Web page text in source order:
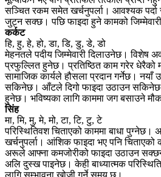
सञ्चित रकम समेत खर्चनुपर्ला। आवश्यक पर्दा
जुट्न सक्छ। पछि फाइदा हुने कामको
कर्कट
हि, हु, हे, हो, डा, डि, डु, डे, डो
मेहनतले पदीय जिम्मेवारी दिलाउनेछ। विशेष
प्रफुल्लित हुनेछ। प्रतिष्ठित काम गरेर धेरैको
सामाजिक कार्यले हौसला प्रदान गर्नेछ। नयाँ
सकिनेछ। आँटले दिगो फाइदा उठाउन सकिनेछ।
हुनेछ। भविष्यका लागि काममा जग बसाउने
सिंह
मा, मि, मु, मे, मो, टा, टि, टु, टे
परिस्थितिवश चिताएको काममा बाधा पुग्नेछ।
खर्चनुपर्ला। आंशिक फाइदा भए पनि चिताएको
अरूले आफ्ना कमजोरीको फाइदा उठाउन
अलि दुस्ख पाइनेछ। केही बाध्यात्मक
लागि सम्भावना खोजी गर्ने समय छ।